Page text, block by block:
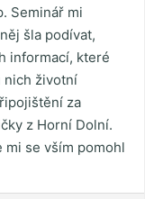
Seminář mi
šla podívat,
informací, které
nich životní
za
z Horní Dolní.
mi se vším pomohl